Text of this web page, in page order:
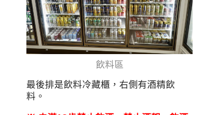
飲料區
最後排是飲料冷藏櫃，右側有酒精飲
料。